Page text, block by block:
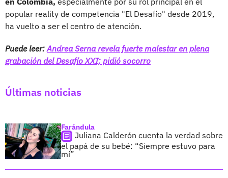
popular reality de competencia "El Desafío" desde 2019,
ha vuelto a ser el centro de atención.
Puede leer: Andrea Serna revela fuerte malestar en plena
grabación del Desafío XXI; pidió socorro
Últimas noticias
Farándula
Juliana Calderón cuenta la verdad sobre
el papá de su bebé: “Siempre estuvo para
mí”